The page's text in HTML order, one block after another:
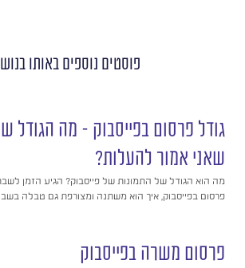
פוסטים נוספים באותו
גודל פרסום בפייסבוק – מה הגודל
שאני אמור להעלות?
מה הוא הגודל של התמונות של פייסבוק? הגיע הזמן
פרסום בפייסבוק, איך הוא משתנה ומצורפת גם טבלה
פרסום משרה בפייסבוק